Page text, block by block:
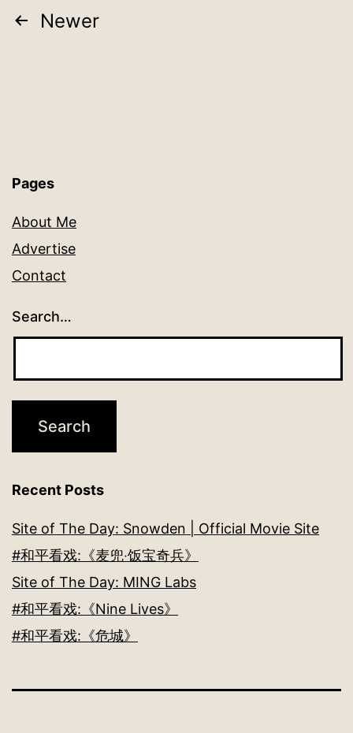
Posts
Newer
Pages
About Me
Advertise
Contact
Search…
Recent Posts
Site of The Day: Snowden | Official Movie Site
#和平看戏:《麦兜‧饭宝奇兵》
Site of The Day: MING Labs
#和平看戏:《Nine Lives》
#和平看戏:《危城》